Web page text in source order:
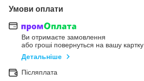
Умови оплати
Ви отримаєте замовлення
або гроші повернуться на вашу картку
Детальніше
Післяплата